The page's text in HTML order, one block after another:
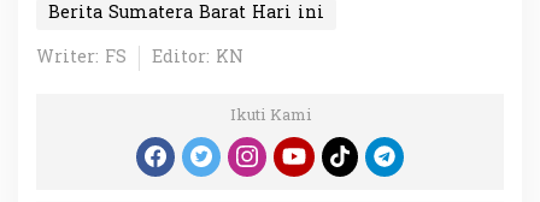
Berita Sumatera Barat Hari ini
Writer: FS
Editor: KN
Ikuti Kami